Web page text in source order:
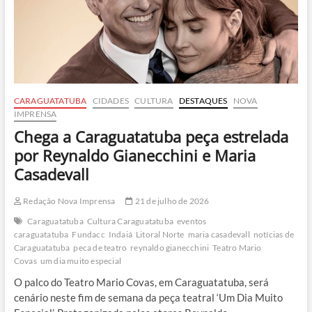
investigação
CARAGUATATUBA CIDADES CULTURA DESTAQUES
NOVA
IMPRENSA
Chega a Caraguatatuba peça estrelada
por Reynaldo Gianecchini e Maria
Casadevall
Redação Nova Imprensa
21 de julho de 2026
Caraguatatuba Cultura Caraguatatuba eventos
caraguatatuba Fundacc Indaiá Litoral Norte maria casadevall notícias de
Caraguatatuba peca de teatro reynaldo gianecchini Teatro Mario
Covas um dia muito especial
O palco do Teatro Mario Covas, em Caraguatatuba, será
cenário neste fim de semana da peça teatral ‘Um Dia Muito